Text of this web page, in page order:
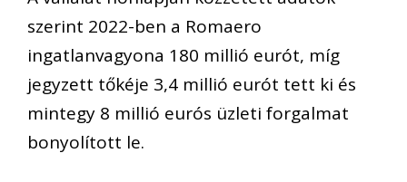
szerint 2022-ben a Romaero
ingatlanvagyona 180 millió eurót, míg
jegyzett tőkéje 3,4 millió eurót tett ki és
mintegy 8 millió eurós üzleti forgalmat
bonyolított le.